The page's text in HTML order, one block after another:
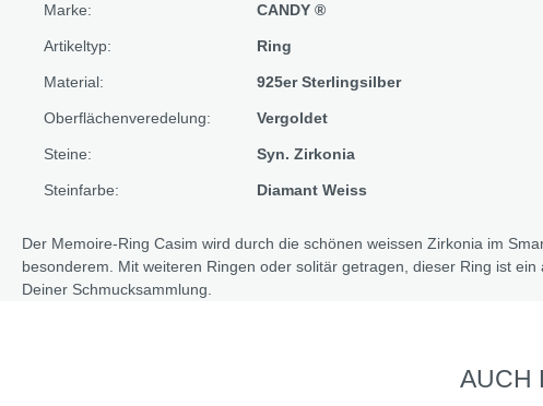
Marke: CANDY ®
Artikeltyp: Ring
Material: 925er Sterlingsilber
Oberflächenveredelung: Vergoldet
Steine: Syn. Zirkonia
Steinfarbe: Diamant Weiss
Der Memoire-Ring Casim wird durch die schönen weissen Zirkonia im
besonderem. Mit weiteren Ringen oder solitär getragen, dieser Ring ist ein
Deiner Schmucksammlung.
AUCH